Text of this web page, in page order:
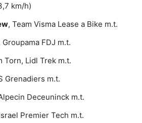
km/h)
, Team Visma Lease a Bike m.t.
Groupama FDJ m.t.
Torn, Lidl Trek m.t.
Grenadiers m.t.
Deceuninck m.t.
Premier Tech m.t.